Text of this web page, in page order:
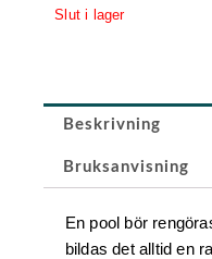
Slut i lager
Beskrivning
Bruksanvisning
En pool bör
bildas det alltid en